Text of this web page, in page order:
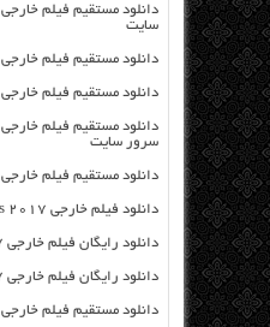
سایت
دانلود مستقیم فیلم خارجی Zeroville 2017 از سرور سایت
دانلود مستقیم فیلم خارجی The Mummy 2017 از سرور سایت
سرور سایت
دانلود مستقیم فیلم خارجی Running Wild 2017 از سرور سایت
دانلود فیلم خارجی Rings 2017 از سرور سایت
دانلود رایگان فیلم خارجی Dunkirk 2017 با لینک مستقیم
دانلود رایگان فیلم خارجی Eloise 2017 با لینک مستقیم
دانلود مستقیم فیلم خارجی Essex Heist 2017 از سرور سایت